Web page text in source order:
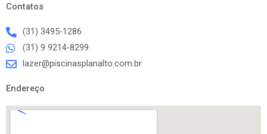
Contatos
(31) 3495-1286
(31) 9 9214-8299
lazer@piscinasplanalto.com.br
Endereço